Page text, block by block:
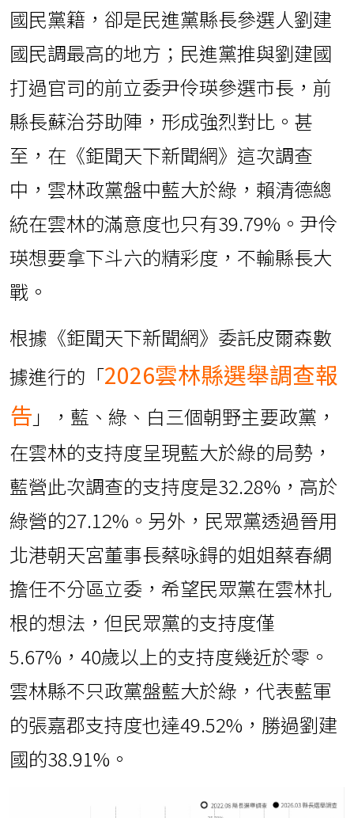
國民黨籍，卻是民進黨縣長參選人劉建
國民調最高的地方；民進黨推與劉建國
打過官司的前立委尹伶瑛參選市長，前
縣長蘇治芬助陣，形成強烈對比。甚
至，在《鉅聞天下新聞網》這次調查
中，雲林政黨盤中藍大於綠，賴清德總
統在雲林的滿意度也只有39.79%。尹伶
瑛想要拿下斗六的精彩度，不輸縣長大
戰。
根據《鉅聞天下新聞網》委託皮爾森數
據進行的「2026雲林縣選舉調查報
告 」，藍、綠、白三個朝野主要政黨，
在雲林的支持度呈現藍大於綠的局勢，
藍營此次調查的支持度是32.28%，高於
綠營的27.12%。另外，民眾黨透過晉用
北港朝天宮董事長蔡咏鍀的姐姐蔡春綢
擔任不分區立委，希望民眾黨在雲林扎
根的想法，但民眾黨的支持度僅
5.67%，40歲以上的支持度幾近於零。
雲林縣不只政黨盤藍大於綠，代表藍軍
的張嘉郡支持度也達49.52%，勝過劉建
國的38.91%。